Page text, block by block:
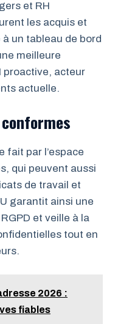
et RH
les acquis et
un tableau de bord
meilleure
proactive, acteur
actuelle.
fait par l’espace
qui peuvent aussi
de travail et
garantit ainsi une
et veille à la
tout en
2026 :
fiables